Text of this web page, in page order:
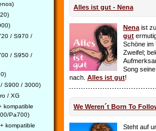
/ S970 /
/ S950 /
S900 / 3000)
/ XG
kompatible
Pa700)
kompatible
Alles ist gut - Nena
Nena ist
gut
Schöne im
Zweifel;
Song
nach. Alles ist gut!
We Weren´t Born To
Steht auf